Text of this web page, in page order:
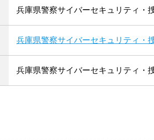
兵庫県警察サイバーセキュリティ・
兵庫県警察サイバーセキュリティ・
兵庫県警察サイバーセキュリティ・